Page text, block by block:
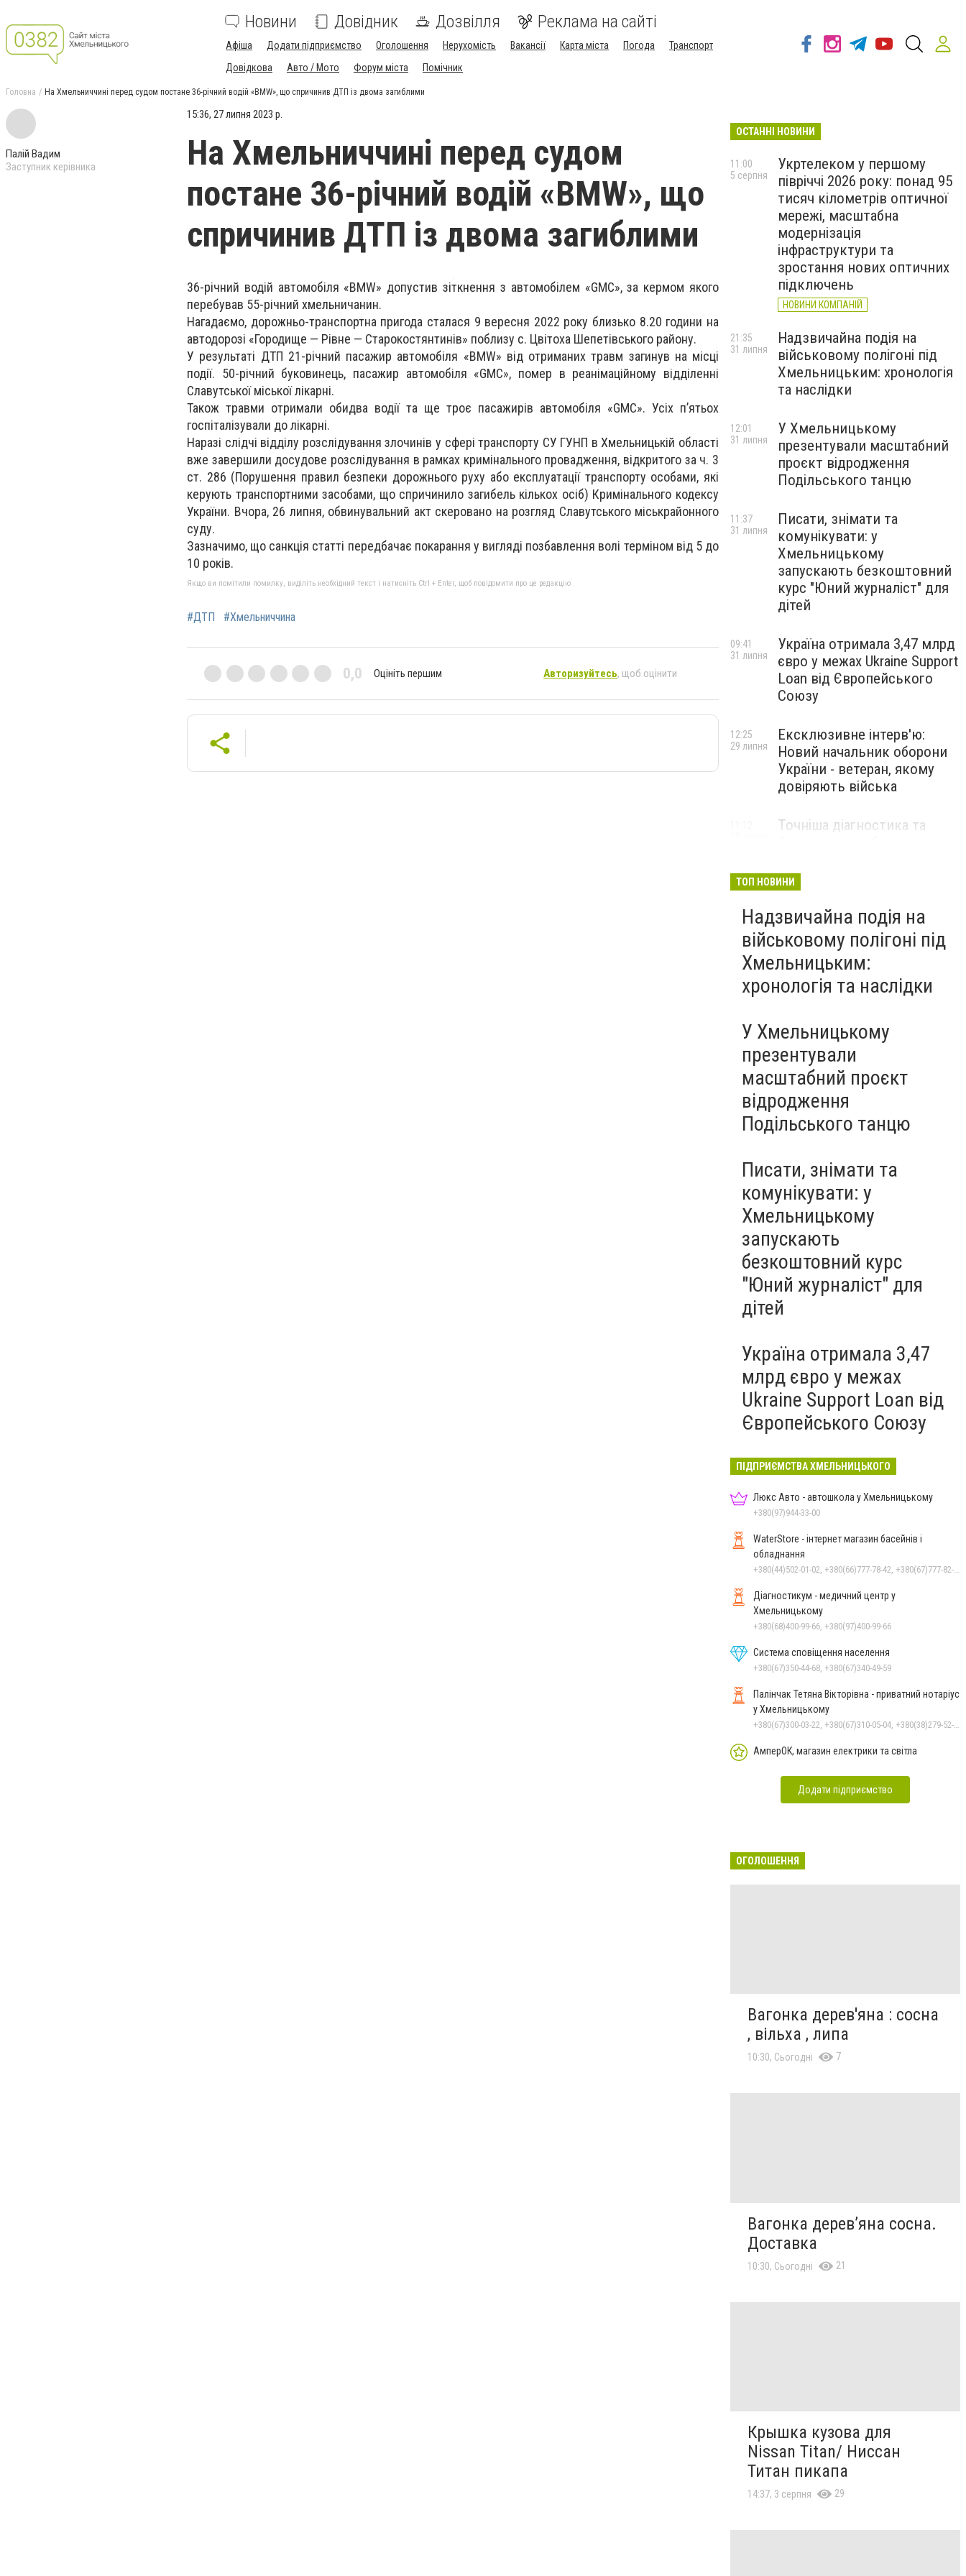
Новини Довідник Дозвілля Реклама на сайті
Афіша Додати підприємство Оголошення Нерухомість Вакансії Карта міста Погода
Транспорт
Довідкова
Авто / Мото Форум міста Помічник
Головна На Хмельниччині перед судом постане 36-річний водій «BMW», що спричинив ДТП із двома загиблими
Палій Вадим
Заступник керівника
15:36, 27 липня 2023 р.
На Хмельниччині перед судом
постане 36-річний водій «BMW», що
спричинив ДТП із двома загиблими
36-річний водій автомобіля «BMW» допустив зіткнення з автомобілем «GMC», за кермом якого
перебував 55-річний хмельничанин.
Нагадаємо, дорожньо-транспортна пригода сталася 9 вересня 2022 року близько 8.20 години на
автодорозі «Городище — Рівне — Старокостянтинів» поблизу с. Цвітоха Шепетівського району.
У результаті ДТП 21-річний пасажир автомобіля «BMW» від отриманих травм загинув на місці
події. 50-річний буковинець, пасажир автомобіля «GMC», помер в реанімаційному відділенні
Славутської міської лікарні.
Також травми отримали обидва водії та ще троє пасажирів автомобіля «GMC». Усіх п’ятьох
госпіталізували до лікарні.
Наразі слідчі відділу розслідування злочинів у сфері транспорту СУ ГУНП в Хмельницькій області
вже завершили досудове розслідування в рамках кримінального провадження, відкритого за ч. 3
ст. 286 (Порушення правил безпеки дорожнього руху або експлуатації транспорту особами, які
керують транспортними засобами, що спричинило загибель кількох осіб) Кримінального кодексу
України. Вчора, 26 липня, обвинувальний акт скеровано на розгляд Славутського міськрайонного
суду.
Зазначимо, що санкція статті передбачає покарання у вигляді позбавлення волі терміном від 5 до
10 років.
Якщо ви помітили помилку, виділіть необхідний текст і натисніть Ctrl + Enter, щоб повідомити про це редакцію
#ДТП #Хмельниччина
0,0 Оцініть першим Авторизуйтесь, щоб оцінити
ОСТАННІ НОВИНИ
Укртелеком у першому
півріччі 2026 року: понад 95
тисяч кілометрів оптичної
мережі, масштабна
модернізація
інфраструктури та
зростання нових оптичних
підключень
НОВИНИ КОМПАНІЙ
11:00
5 серпня
Надзвичайна подія на
військовому полігоні під
Хмельницьким: хронологія
та наслідки
21:35
31 липня
У Хмельницькому
презентували масштабний
проєкт відродження
Подільського танцю
12:01
31 липня
Писати, знімати та
комунікувати: у
Хмельницькому
запускають безкоштовний
курс "Юний журналіст" для
дітей
11:37
31 липня
Україна отримала 3,47 млрд
євро у межах Ukraine Support
Loan від Європейського
Союзу
09:41
31 липня
Ексклюзивне інтерв'ю:
Новий начальник оборони
України - ветеран, якому
довіряють війська
12:25
29 липня
Точніша діагностика та
протипухлинному центрі
запрацював новий
томограф
Паперовий флот замість
Чорноморського: як реальні
втрати Росії перетворилися
на дитячу аплікацію
23:42
27 липня
ТОП НОВИНИ
Надзвичайна подія на
військовому полігоні під
Хмельницьким:
хронологія та наслідки
У Хмельницькому
презентували
масштабний проєкт
відродження
Подільського танцю
Писати, знімати та
комунікувати: у
Хмельницькому
запускають
безкоштовний курс
"Юний журналіст" для
дітей
Україна отримала 3,47
млрд євро у межах
Ukraine Support Loan від
Європейського Союзу
ПІДПРИЄМСТВА ХМЕЛЬНИЦЬКОГО
Люкс Авто - автошкола у Хмельницькому
+380(97)944-33-00
WaterStore - інтернет магазин басейнів і
обладнання
+380(44)502-01-02, +380(66)777-78-42, +380(67)777-82-19, +380(67)890-80-80, +380(73)890-80-80, +380(44)502-01-03
Діагностикум - медичний центр у
Хмельницькому
+380(68)400-99-66, +380(97)400-99-66
Система сповіщення населення
+380(67)350-44-68, +380(67)340-49-59
Палінчак Тетяна Вікторівна - приватний нотаріус
у Хмельницькому
+380(67)300-03-22, +380(67)310-05-04, +380(38)279-52-33
АмперОК, магазин електрики та світла
Додати підприємство
ОГОЛОШЕННЯ
Вагонка дерев'яна : сосна
, вільха , липа
10:30, Сьогодні 7
Вагонка дерев’яна сосна.
Доставка
10:30, Сьогодні 21
Крышка кузова для
Nissan Titan/ Ниссан
Титан пикапа
14:37, 3 серпня 29